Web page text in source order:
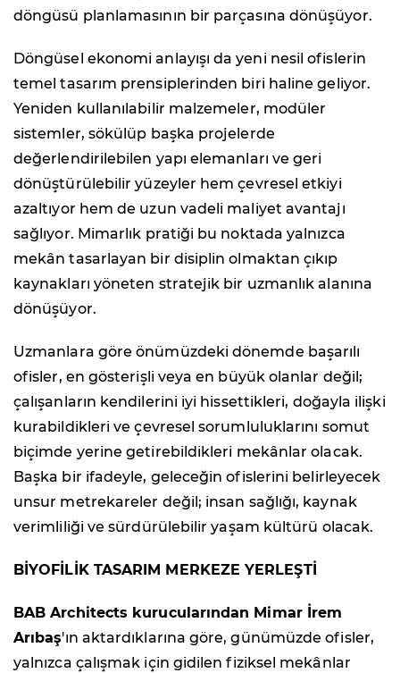
döngüsü planlamasının bir parçasına dönüşüyor.
Döngüsel ekonomi anlayışı da yeni nesil ofislerin
temel tasarım prensiplerinden biri haline geliyor.
Yeniden kullanılabilir malzemeler, modüler
sistemler, sökülüp başka projelerde
değerlendirilebilen yapı elemanları ve geri
dönüştürülebilir yüzeyler hem çevresel etkiyi
azaltıyor hem de uzun vadeli maliyet avantajı
sağlıyor. Mimarlık pratiği bu noktada yalnızca
mekân tasarlayan bir disiplin olmaktan çıkıp
kaynakları yöneten stratejik bir uzmanlık alanına
dönüşüyor.
Uzmanlara göre önümüzdeki dönemde başarılı
ofisler, en gösterişli veya en büyük olanlar değil;
çalışanların kendilerini iyi hissettikleri, doğayla ilişki
kurabildikleri ve çevresel sorumluluklarını somut
biçimde yerine getirebildikleri mekânlar olacak.
Başka bir ifadeyle, geleceğin ofislerini belirleyecek
unsur metrekareler değil; insan sağlığı, kaynak
verimliliği ve sürdürülebilir yaşam kültürü olacak.
BİYOFİLİK TASARIM MERKEZE YERLEŞTİ
BAB Architects kurucularından Mimar İrem
Arıbaş'ın aktardıklarına göre, günümüzde ofisler,
yalnızca çalışmak için gidilen fiziksel mekânlar